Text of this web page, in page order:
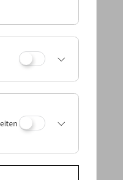
von 16 bis 19
aus.